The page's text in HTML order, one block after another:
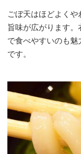
ごぼ天はほどよく
旨味が広がります
で食べやすいのも
です。